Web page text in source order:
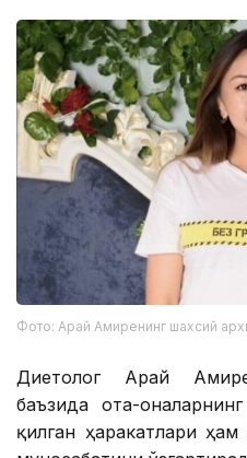
Фото: Арай Амиренинг шахсий
Диетолог Арай
баъзида ота-
қилган ҳаракатлари ҳам